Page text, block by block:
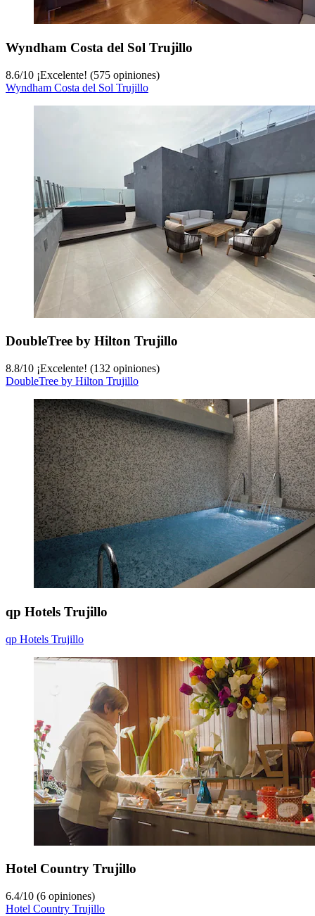
Wyndham Costa del Sol Trujillo
8.6/10 ¡Excelente! (575 opiniones)
Wyndham Costa del Sol Trujillo
DoubleTree by Hilton Trujillo
8.8/10 ¡Excelente! (132 opiniones)
DoubleTree by Hilton Trujillo
qp Hotels Trujillo
qp Hotels Trujillo
Hotel Country Trujillo
6.4/10 (6 opiniones)
Hotel Country Trujillo